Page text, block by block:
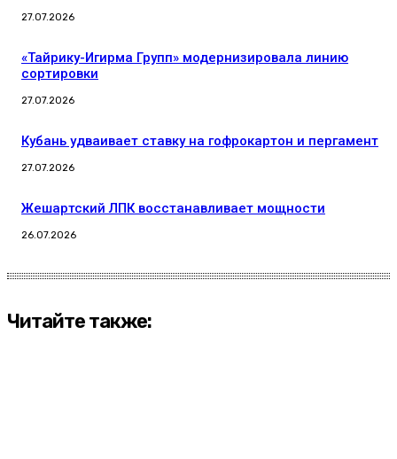
27.07.2026
«Тайрику-Игирма Групп» модернизировала линию
сортировки
27.07.2026
Кубань удваивает ставку на гофрокартон и пергамент
27.07.2026
Жешартский ЛПК восстанавливает мощности
26.07.2026
Читайте также: